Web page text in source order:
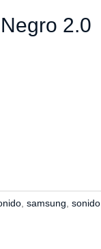
2.0
, samsung sonido